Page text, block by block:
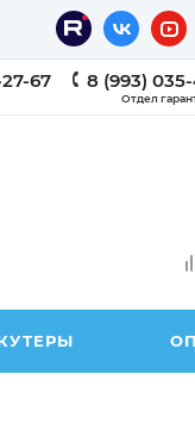
67 8 (993)
Отдел